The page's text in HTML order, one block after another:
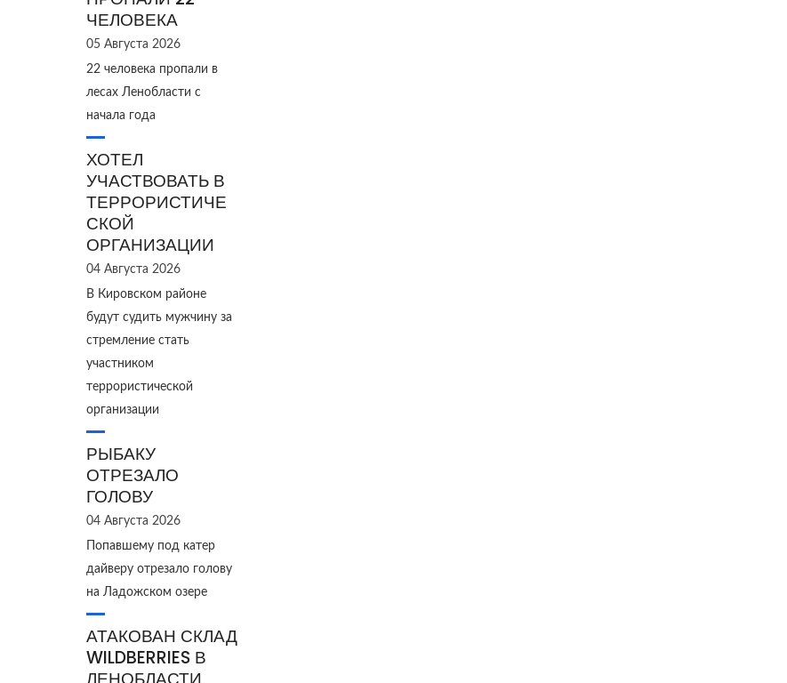
ЧЕЛОВЕКА
05 Августа 2026
22 человека пропали в
лесах Ленобласти с
начала года
ХОТЕЛ
УЧАСТВОВАТЬ В
ТЕРРОРИСТИЧЕ
СКОЙ
ОРГАНИЗАЦИИ
04 Августа 2026
В Кировском районе
будут судить мужчину за
стремление стать
участником
террористической
организации
РЫБАКУ
ОТРЕЗАЛО
ГОЛОВУ
04 Августа 2026
Попавшему под катер
дайверу отрезало голову
на Ладожском озере
АТАКОВАН СКЛАД
WILDBERRIES В